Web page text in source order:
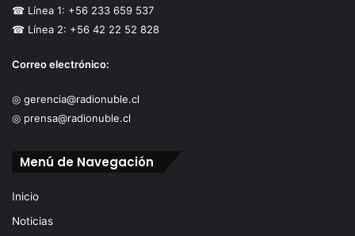
☎ Línea 1: +56 233 659 537
☎ Línea 2: +56 42 22 52 828
Correo electrónico:
◎ gerencia@radionuble.cl
◎ prensa@radionuble.cl
Menú de Navegación
Inicio
Noticias